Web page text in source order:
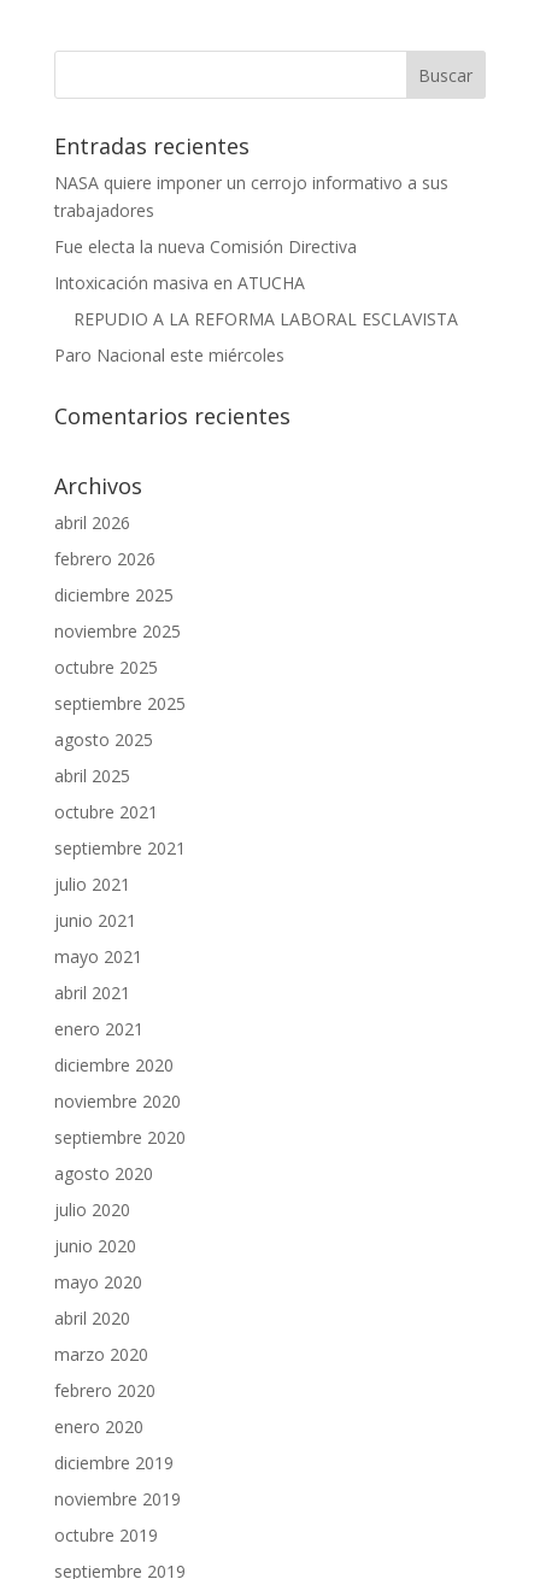
Entradas recientes
NASA quiere imponer un cerrojo informativo a sus
trabajadores
Fue electa la nueva Comisión Directiva
Intoxicación masiva en ATUCHA
REPUDIO A LA REFORMA LABORAL ESCLAVISTA
Paro Nacional este miércoles
Comentarios recientes
Archivos
abril 2026
febrero 2026
diciembre 2025
noviembre 2025
octubre 2025
septiembre 2025
agosto 2025
abril 2025
octubre 2021
septiembre 2021
julio 2021
junio 2021
mayo 2021
abril 2021
enero 2021
diciembre 2020
noviembre 2020
septiembre 2020
agosto 2020
julio 2020
junio 2020
mayo 2020
abril 2020
marzo 2020
febrero 2020
enero 2020
diciembre 2019
noviembre 2019
octubre 2019
septiembre 2019